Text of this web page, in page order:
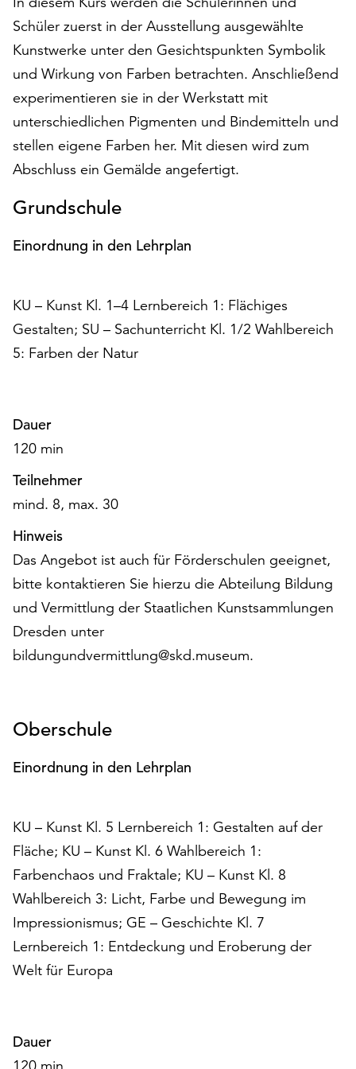
auf
„Alle
akzeptieren“,
um
Cookies
zu
akzeptieren.
Sie
Ihr
Einverständnis
jederzeit
ändern
Dafür
steht
Ihnen
am
Seite
Schaltfläche
„Cookie-
zur
Verfügung.
Funktionale
Cookies
werden
auch
Ihr
Einverständnis
Möchten
Sie
die
verwendeten
erreichen
Sie
die
Einstellungen
über
die
Schaltfläche
„Auswählen“.
Sie
in
Schüler zuerst in der Ausstellung ausgewählte
Kunstwerke unter den Gesichtspunkten Symbolik
und Wirkung von Farben betrachten. Anschließend
experimentieren sie in der Werkstatt mit
unterschiedlichen Pigmenten und Bindemitteln und
stellen eigene Farben her. Mit diesen wird zum
Abschluss ein Gemälde angefertigt.
Grundschule
Einordnung in den Lehrplan
KU – Kunst Kl. 1–4 Lernbereich 1: Flächiges
Gestalten; SU – Sachunterricht Kl. 1/2 Wahlbereich
5: Farben der Natur
Dauer
120 min
Teilnehmer
mind. 8, max. 30
Hinweis
Das Angebot ist auch für Förderschulen geeignet,
bitte kontaktieren Sie hierzu die Abteilung Bildung
und Vermittlung der Staatlichen Kunstsammlungen
Dresden unter
bildungundvermittlung@skd.museum.
Oberschule
Einordnung in den Lehrplan
KU – Kunst Kl. 5 Lernbereich 1: Gestalten auf der
Fläche; KU – Kunst Kl. 6 Wahlbereich 1:
Farbenchaos und Fraktale; KU – Kunst Kl. 8
Wahlbereich 3: Licht, Farbe und Bewegung im
Impressionismus; GE – Geschichte Kl. 7
Lernbereich 1: Entdeckung und Eroberung der
Welt für Europa
Dauer